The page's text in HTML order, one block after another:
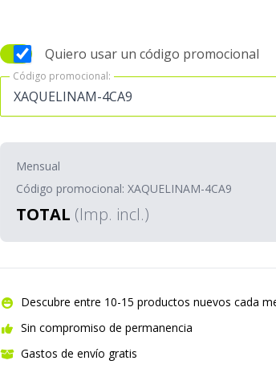
Quiero usar un código promocional
Código promocional:
Código promocional:
Mensual
Código promocional: XAQUELINAM-4CA9
TOTAL (Imp. incl.)
Descubre entre 10-15 productos nuevos cada
Sin compromiso de permanencia
Gastos de envío gratis